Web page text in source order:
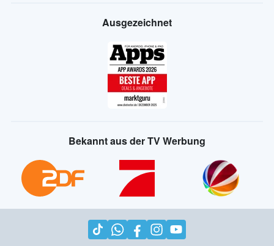
Ausgezeichnet
Bekannt aus der TV Werbung